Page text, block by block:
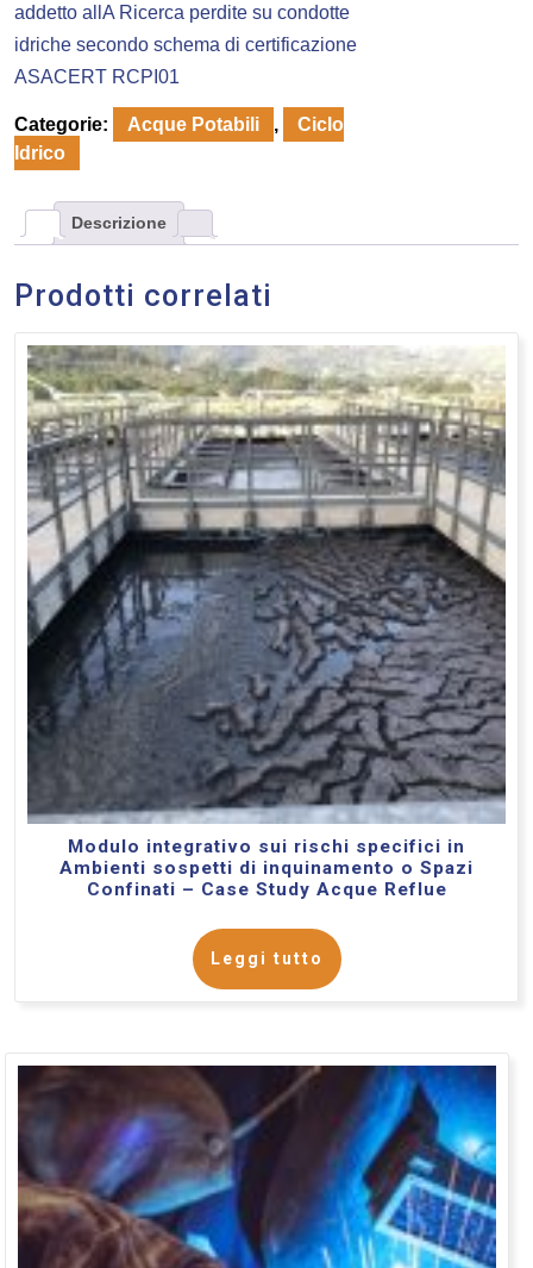
addetto allA Ricerca perdite su condotte
idriche secondo schema di certificazione
ASACERT RCPI01
Categorie: Acque Potabili ,
Ciclo
Idrico
Descrizione
Prodotti correlati
Modulo integrativo sui rischi specifici in
Ambienti sospetti di inquinamento o Spazi
Confinati – Case Study Acque Reflue
Leggi tutto